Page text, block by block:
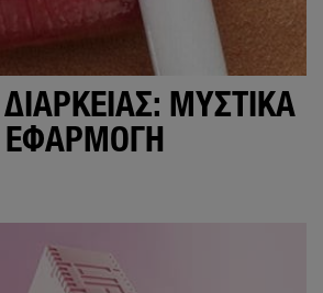
ΜΥΣΤΙΚΆ
ΕΦΑΡΜΟΓΉ